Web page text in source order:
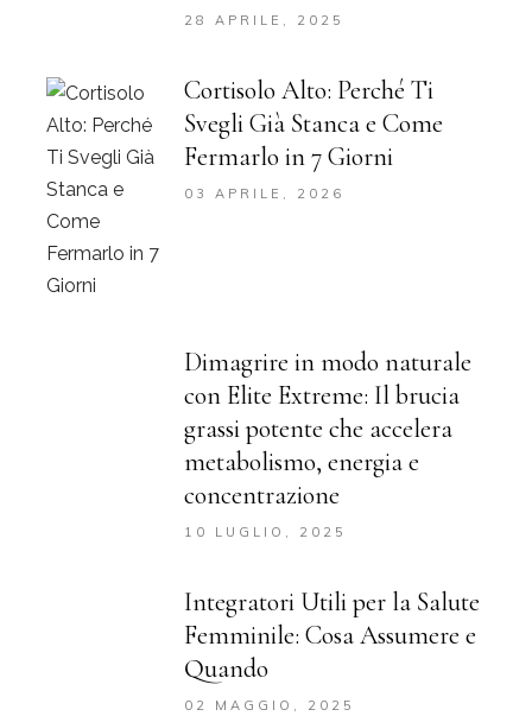
28 APRILE, 2025
Cortisolo Alto: Perché Ti
Svegli Già Stanca e Come
Fermarlo in 7 Giorni
03 APRILE, 2026
Dimagrire in modo naturale
con Elite Extreme: Il brucia
grassi potente che accelera
metabolismo, energia e
concentrazione
10 LUGLIO, 2025
Integratori Utili per la Salute
Femminile: Cosa Assumere e
Quando
02 MAGGIO, 2025